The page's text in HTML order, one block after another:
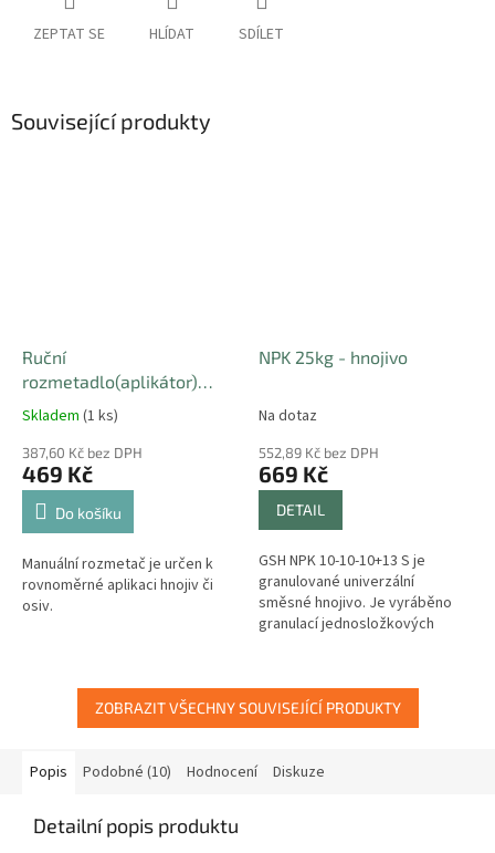
ZEPTAT SE HLÍDAT SDÍLET
Související produkty
Ruční
rozmetadlo(aplikátor)
hnojiv a travního osení 2,7l
Skladem (1 ks)
387,60 Kč bez DPH
469 Kč
Do košíku
Manuální rozmetač je určen k
rovnoměrné aplikaci hnojiv či
osiv.
NPK 25kg - hnojivo
Na dotaz
552,89 Kč bez DPH
669 Kč
DETAIL
GSH NPK 10-10-10+13 S je
granulované univerzální
směsné hnojivo. Je vyráběno
granulací jednosložkových
ZOBRAZIT VŠECHNY SOUVISEJÍCÍ PRODUKTY
Popis Podobné (10) Hodnocení Diskuze
Detailní popis produktu